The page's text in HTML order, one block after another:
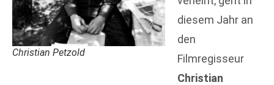
Christian Petzold
diesem Jahr an
den
Filmregisseur
Christian